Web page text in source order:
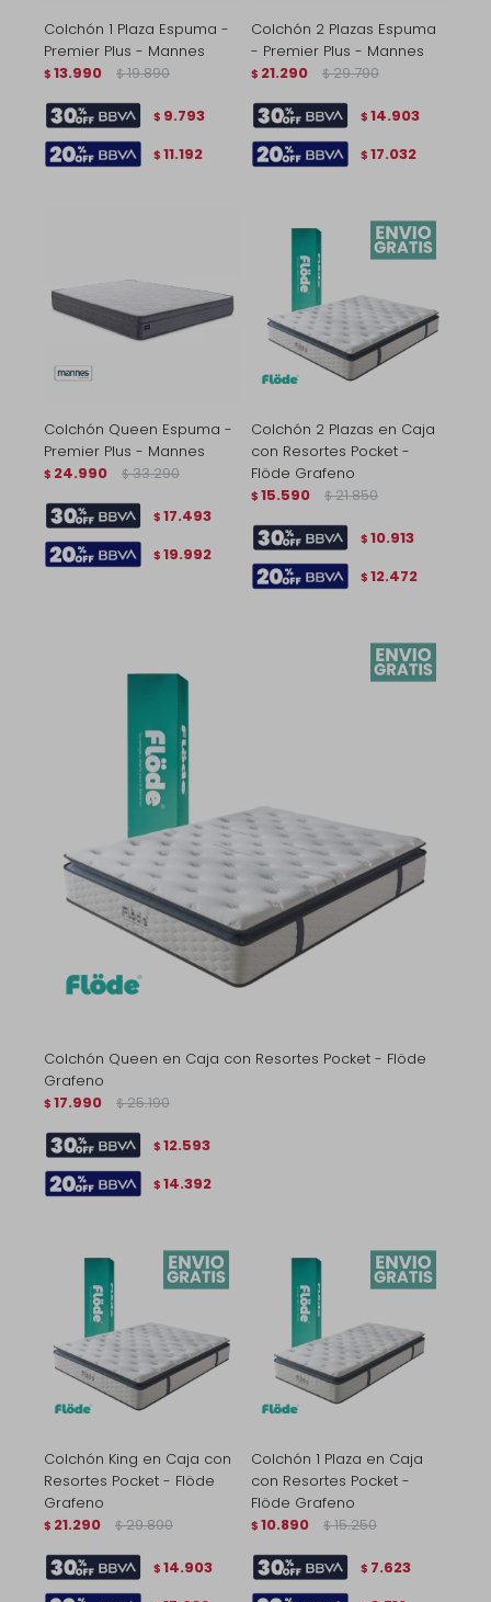
Colchón 1 Plaza Espuma -
Premier Plus - Mannes
$ 13.990 $ 19.890
$ 9.793
$ 11.192
Colchón 2 Plazas Espuma
- Premier Plus - Mannes
$ 21.290 $ 29.790
$ 14.903
$ 17.032
Colchón Queen Espuma -
Premier Plus - Mannes
$ 24.990 $ 33.290
$ 17.493
$ 19.992
Colchón 2 Plazas en Caja
con Resortes Pocket -
Flöde Grafeno
$ 15.590 $ 21.850
$ 10.913
$ 12.472
Colchón Queen en Caja con Resortes Pocket - Flöde
Grafeno
$ 17.990 $ 25.190
$ 12.593
$ 14.392
Colchón King en Caja con
Resortes Pocket - Flöde
Grafeno
$ 21.290 $ 29.800
$ 14.903
Colchón 1 Plaza en Caja
con Resortes Pocket -
Flöde Grafeno
$ 10.890 $ 15.250
$ 7.623